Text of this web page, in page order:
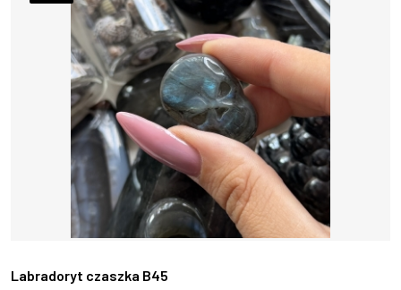
Labradoryt czaszka B45